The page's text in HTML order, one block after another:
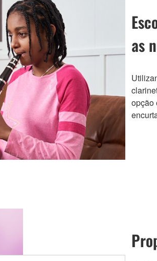
as
opção